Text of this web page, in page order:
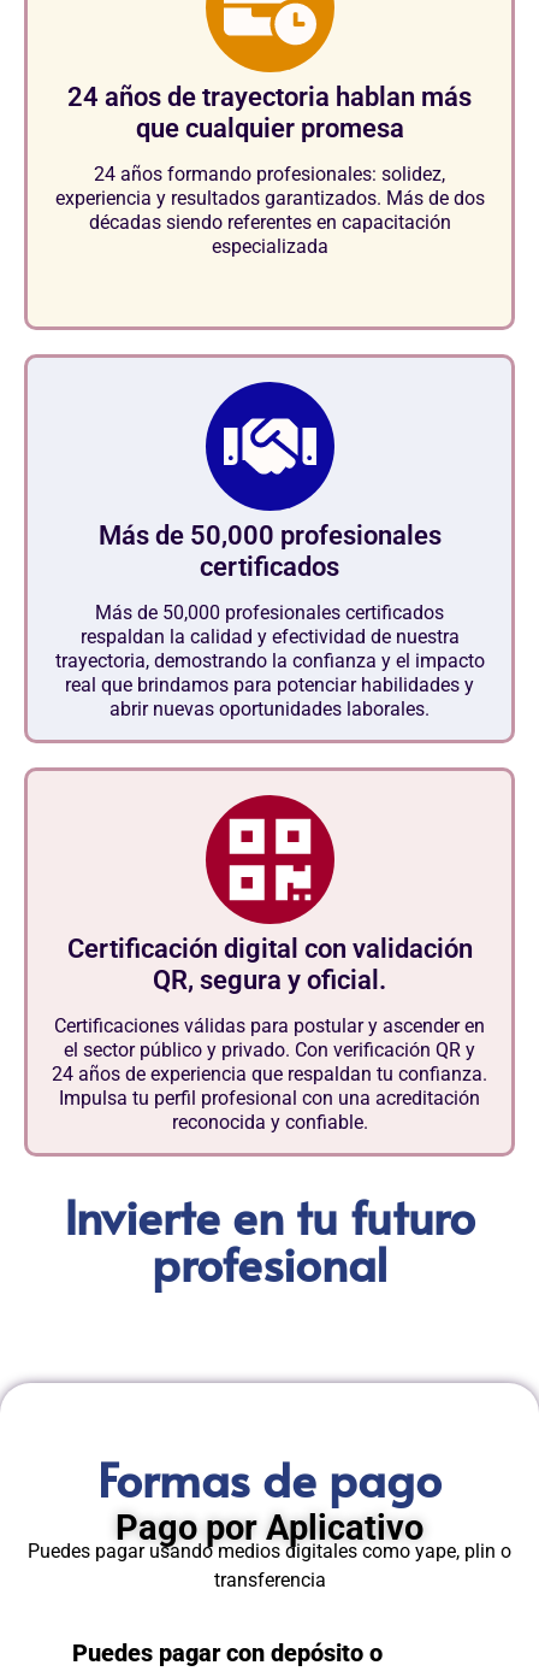
24 años de trayectoria hablan más
que cualquier promesa
24 años formando profesionales: solidez,
experiencia y resultados garantizados. Más de dos
décadas siendo referentes en capacitación
especializada
Más de 50,000 profesionales
certificados
Más de 50,000 profesionales certificados
respaldan la calidad y efectividad de nuestra
trayectoria, demostrando la confianza y el impacto
real que brindamos para potenciar habilidades y
abrir nuevas oportunidades laborales.
Certificación digital con validación
QR, segura y oficial.
Certificaciones válidas para postular y ascender en
el sector público y privado. Con verificación QR y
24 años de experiencia que respaldan tu confianza.
Impulsa tu perfil profesional con una acreditación
reconocida y confiable.
Invierte en tu futuro
profesional
Formas de pago
Pago por Aplicativo
Puedes pagar usando medios digitales como yape, plin o
transferencia
Puedes pagar con depósito o